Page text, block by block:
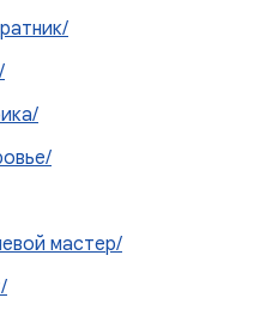
мастер/